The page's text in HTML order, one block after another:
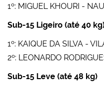
1º: MIGUEL KHOURI -
Sub-15 Ligeiro (até 40
1º: KAIQUE DA SILVA -
2º: LEONARDO
Sub-15 Leve (até 48 kg)